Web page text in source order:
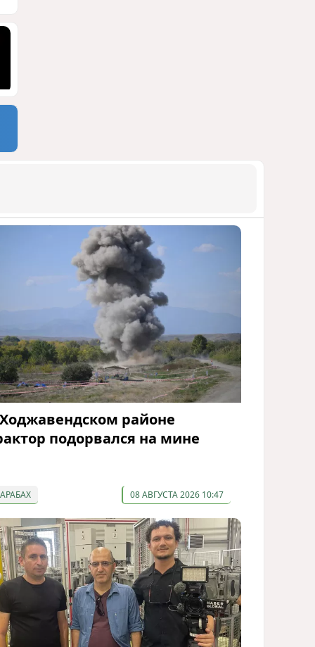
районе
подорвался на мине
08 АВГУСТА 2026 10:47